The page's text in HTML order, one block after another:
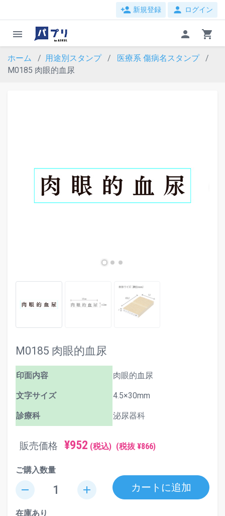
person_add 新規登録 person ログイン
menu person shopping_cart
ホーム 用途別スタンプ 医療系 傷病名スタンプ
M0185 肉眼的血尿
M0185 肉眼的血尿
印面内容 肉眼的血尿
文字サイズ 4.5×30mm
診療科 泌尿器科
販売価格 ¥952 (税込) (税抜 ¥866)
ご購入数量
remove add カートに追加
在庫あり